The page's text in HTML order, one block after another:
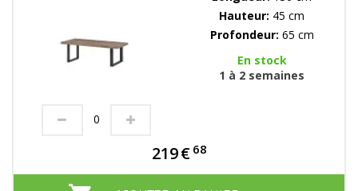
Hauteur: 45 cm
Profondeur: 65 cm
En stock
1 à 2 semaines
219€ 68